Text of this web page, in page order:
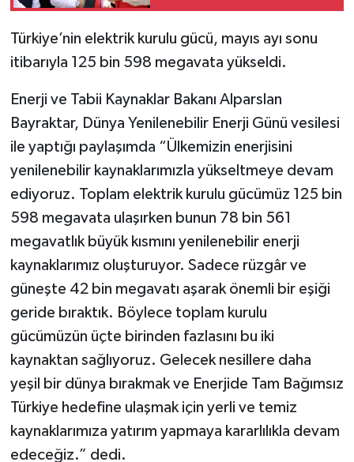
Türkiye’nin elektrik kurulu gücü, mayıs ayı sonu
itibarıyla 125 bin 598 megavata yükseldi.
Enerji ve Tabii Kaynaklar Bakanı Alparslan
Bayraktar, Dünya Yenilenebilir Enerji Günü vesilesi
ile yaptığı paylaşımda “Ülkemizin enerjisini
yenilenebilir kaynaklarımızla yükseltmeye devam
ediyoruz. Toplam elektrik kurulu gücümüz 125 bin
598 megavata ulaşırken bunun 78 bin 561
megavatlık büyük kısmını yenilenebilir enerji
kaynaklarımız oluşturuyor. Sadece rüzgâr ve
güneşte 42 bin megavatı aşarak önemli bir eşiği
geride bıraktık. Böylece toplam kurulu
gücümüzün üçte birinden fazlasını bu iki
kaynaktan sağlıyoruz. Gelecek nesillere daha
yeşil bir dünya bırakmak ve Enerjide Tam Bağımsız
Türkiye hedefine ulaşmak için yerli ve temiz
kaynaklarımıza yatırım yapmaya kararlılıkla devam
edeceğiz.” dedi.